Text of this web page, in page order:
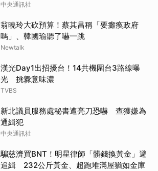
中央通訊社
翁曉玲大砍預算！蔡其昌稱「要癱瘓政府
嗎」、韓國瑜聽了嚇一跳
Newtalk
漢光Day1出招擾台！14共機圍台3路線曝
光 挑釁意味濃
TVBS
新北議員服務處秘書遭亮刀恐嚇 查獲嫌為
通緝犯
中央通訊社
騙慈濟買BNT！明星律師「髒錢換黃金」避
追緝 232公斤黃金、超跑堆滿屋猶如金庫